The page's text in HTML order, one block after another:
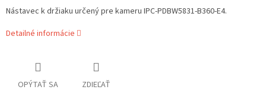
Nástavec k držiaku určený pre kameru IPC-PDBW5831-B360-E4.
Detailné informácie
OPÝTAŤ SA ZDIEĽAŤ